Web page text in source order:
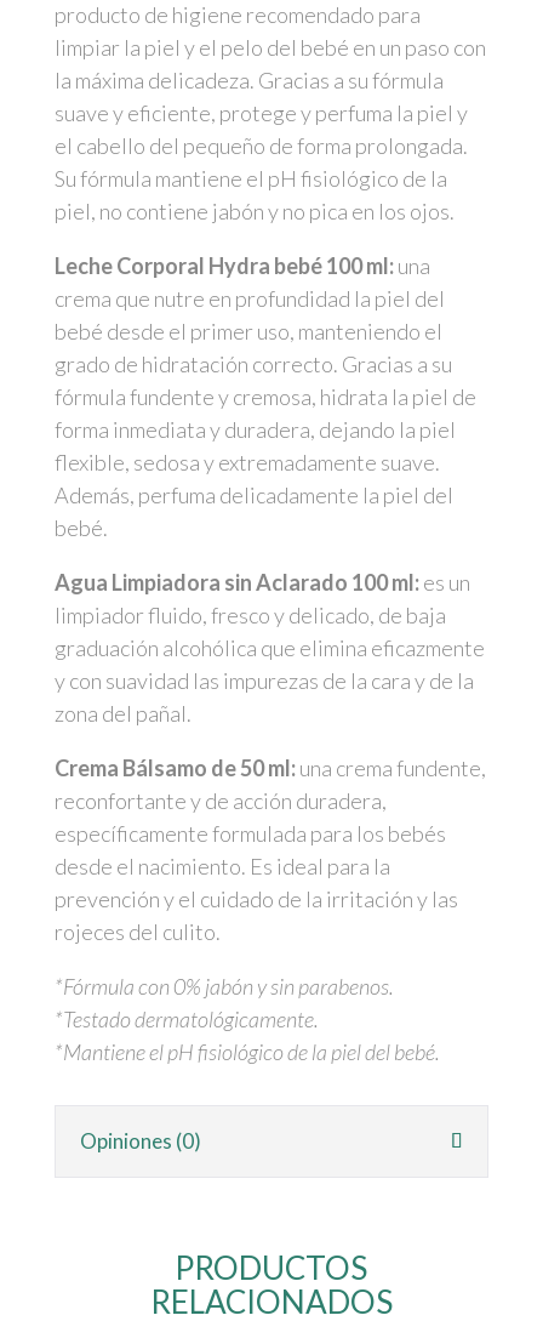
producto de higiene recomendado para
limpiar la piel y el pelo del bebé en un paso con
la máxima delicadeza. Gracias a su fórmula
suave y eficiente, protege y perfuma la piel y
el cabello del pequeño de forma prolongada.
Su fórmula mantiene el pH fisiológico de la
piel, no contiene jabón y no pica en los ojos.
Leche Corporal Hydra bebé 100 ml:una
crema que nutre en profundidad la piel del
bebé desde el primer uso, manteniendo el
grado de hidratación correcto. Gracias a su
fórmula fundente y cremosa, hidrata la piel de
forma inmediata y duradera, dejando la piel
flexible, sedosa y extremadamente suave.
Además, perfuma delicadamente la piel del
bebé.
Agua Limpiadora sin Aclarado 100 ml:es un
limpiador fluido, fresco y delicado, de baja
graduación alcohólica que elimina eficazmente
y con suavidad las impurezas de la cara y de la
zona del pañal.
Crema Bálsamo de 50 ml:una crema fundente,
reconfortante y de acción duradera,
específicamente formulada para los bebés
desde el nacimiento. Es ideal para la
prevención y el cuidado de la irritación y las
rojeces del culito.
*Fórmula con 0% jabón y sin parabenos.
*Testado dermatológicamente.
*Mantiene el pH fisiológico de la piel del bebé.
Opiniones (0)
PRODUCTOS
RELACIONADOS